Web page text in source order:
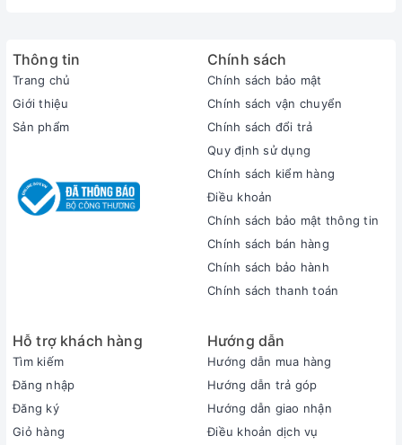
Thoải mái tận hưởng niềm vui chơi game của bạn trong thời
gian dài mà không lo hiện tượng quá nhiệt. HP VICTUS sở hữu
giải pháp tản nhiệt tiên tiến với hệ thống quạt kép, tối đa hóa
luồng không khí lưu thông. Nhờ vậy hiệu suất máy luôn được
đảm bảo ổn định và ở mức tối ưu
Thông tin
Trang chủ
Giới thiệu
Sản phẩm
Chính sách
Chính sách bảo mật
Chính sách vận chuyển
Chính sách đổi trả
Quy định sử dụng
Chính sách kiểm hàng
Điều khoản
Chính sách bảo mật thông tin
Chính sách bán hàng
Chính sách bảo hành
Chính sách thanh toán
Hỗ trợ khách hàng
Tìm kiếm
Đăng nhập
Đăng ký
Giỏ hàng
Hướng dẫn
Hướng dẫn mua hàng
Hướng dẫn trả góp
Hướng dẫn giao nhận
Điều khoản dịch vụ